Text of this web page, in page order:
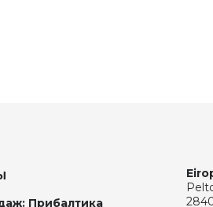
Прибалтика